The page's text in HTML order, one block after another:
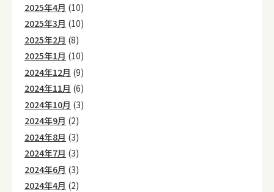
2025年4月 (10)
2025年3月 (10)
2025年2月 (8)
2025年1月 (10)
2024年12月 (9)
2024年11月 (6)
2024年10月 (3)
2024年9月 (2)
2024年8月 (3)
2024年7月 (3)
2024年6月 (3)
2024年4月 (2)